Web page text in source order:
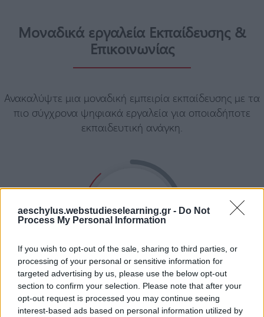
aeschylus.webstudieselearning.gr - Do Not
Process My Personal Information
If you wish to opt-out of the sale, sharing to third parties, or
processing of your personal or sensitive information for
targeted advertising by us, please use the below opt-out
section to confirm your selection. Please note that after your
opt-out request is processed you may continue seeing
interest-based ads based on personal information utilized by
Μοναδικά εργαλεία Εκπαίδευσης &
Επικοινωνίας
Ανακαλύψτε μια μοναδική εμπειρία εκπαίδευσης με τα
πιο σύγχρονα ψηφιακά εργαλεία για οποιαδήποτε
εκπαιδευτική ανάγκη.
Ψηφιακή
βιβλιοθήκη μαθημάτων